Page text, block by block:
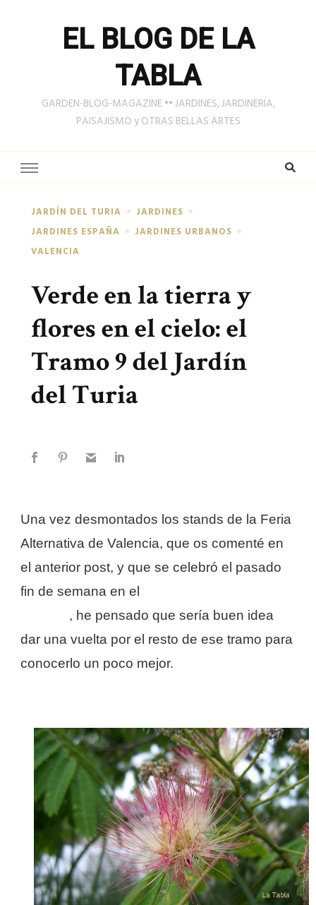
EL BLOG DE LA
TABLA
GARDEN-BLOG-MAGAZINE •• JARDINES, JARDINERÍA,
PAISAJISMO y OTRAS BELLAS ARTES
JARDÍN DEL TURIA
JARDINES
JARDINES ESPAÑA
JARDINES URBANOS
VALENCIA
Verde en la tierra y
flores en el cielo: el
Tramo 9 del Jardín
del Turia
Una vez desmontados los stands de la Feria
Alternativa de Valencia, que os comenté en
el anterior post, y que se celebró el pasado
fin de semana en el
, he pensado que sería buen idea
dar una vuelta por el resto de ese tramo para
conocerlo un poco mejor.